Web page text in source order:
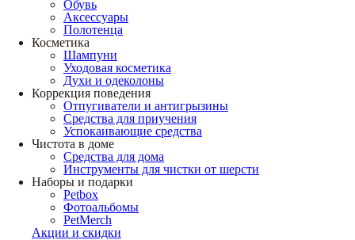
Обувь
Аксессуары
Полотенца
Косметика
Шампуни
Уходовая косметика
Духи и одеколоны
Коррекция поведения
Отпугиватели и антигрызины
Средства для приучения
Успокаивающие средства
Чистота в доме
Средства для дома
Инструменты для чистки от шерсти
Наборы и подарки
Petbox
Фотоальбомы
PetMerch
Акции и скидки